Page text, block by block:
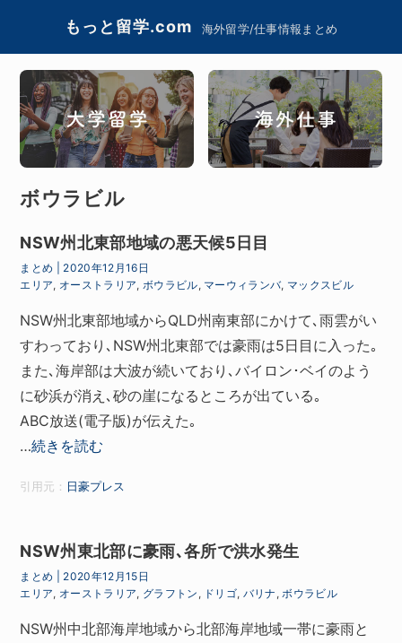
もっと留学.com 海外留学/仕事情報まとめ
ボウラビル
NSW州北東部地域の悪天候5日目
まとめ
2020年12月16日
エリア, オーストラリア, ボウラビル, マーウィランバ, マックスビル
NSW州北東部地域からQLD州南東部にかけて､雨雲がい
すわっており､NSW州北東部では豪雨は5日目に入った｡
また､海岸部は大波が続いており､バイロン･ベイのよう
に砂浜が消え､砂の崖になるところが出ている｡
ABC放送(電子版)が伝えた｡
…続きを読む
引用元： 日豪プレス
NSW州東北部に豪雨､各所で洪水発生
まとめ
2020年12月15日
エリア, オーストラリア, グラフトン , ドリゴ, バリナ , ボウラビル
NSW州中北部海岸地域から北部海岸地域一帯に豪雨と